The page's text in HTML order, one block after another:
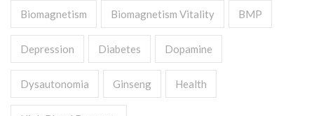
Biomagnetism Biomagnetism Vitality BMP
Depression Diabetes Dopamine
Dysautonomia Ginseng Health